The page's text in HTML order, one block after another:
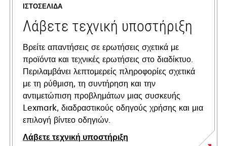
ΙΣΤΟΣΕΛΊΔΑ
Λάβετε τεχνική υποστήριξη
Βρείτε απαντήσεις σε ερωτήσεις σχετικά με
προϊόντα και τεχνικές ερωτήσεις στο διαδίκτυο.
Περιλαμβάνει λεπτομερείς πληροφορίες σχετικά
με τη ρύθμιση, τη συντήρηση και την
αντιμετώπιση προβλημάτων μιας συσκευής
Lexmark, διαδραστικούς οδηγούς χρήσης και μια
επιλογή βίντεο οδηγιών.
Λάβετε τεχνική υποστήριξη